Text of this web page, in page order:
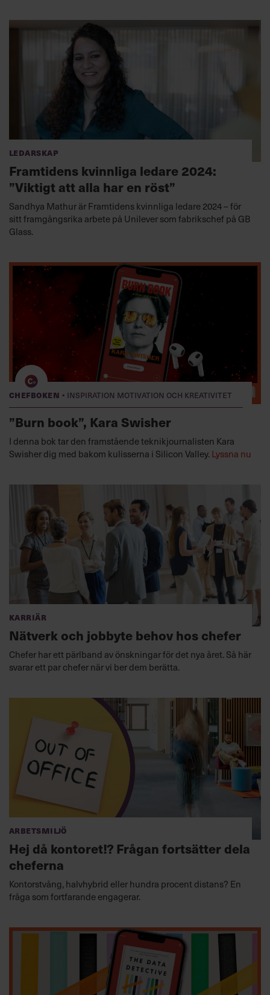
Ledarskap
Framtidens kvinnliga ledare 2024:
”Viktigt att alla har en röst”
Sandhya Mathur är Framtidens kvinnliga ledare 2024 – för
sitt framgångsrika arbete på Unilever som fabrikschef på GB
Glass.
Chefboken · Inspiration motivation och kreativitet
”Burn book”, Kara Swisher
I denna bok tar den framstående teknikjournalisten Kara
Swisher dig med bakom kulisserna i Silicon Valley.Lyssna nu
Karriär
Nätverk och jobbyte behov hos chefer
Chefer har ett pärlband av önskningar för det nya året. Så här
svarar ett par chefer när vi ber dem berätta.
Arbetsmiljö
Hej då kontoret!? Frågan fortsätter dela
cheferna
Kontorstvång, halvhybrid eller hundra procent distans? En
fråga som fortfarande engagerar.